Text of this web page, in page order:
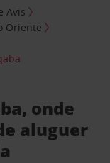
Avis
Oriente
onde
aluguer